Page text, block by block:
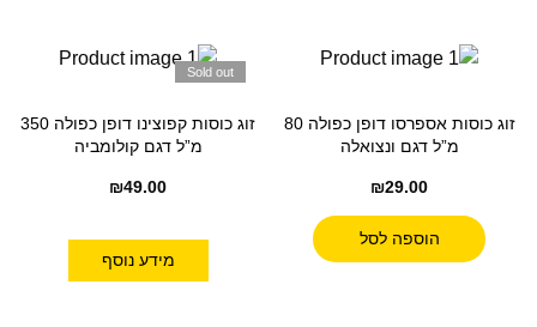
זוג כוסות אספרסו דופן כפולה 80
מ”ל דגם ונצואלה
₪29.00
הוספה לסל
Sold out
זוג כוסות קפוצינו דופן כפולה 350
מ”ל דגם קולומביה
₪49.00
מידע נוסף